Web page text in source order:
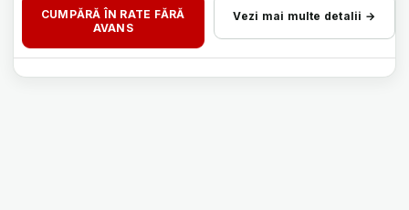
CUMPĂRĂ ÎN RATE FĂRĂ
AVANS
Vezi mai multe detalii →